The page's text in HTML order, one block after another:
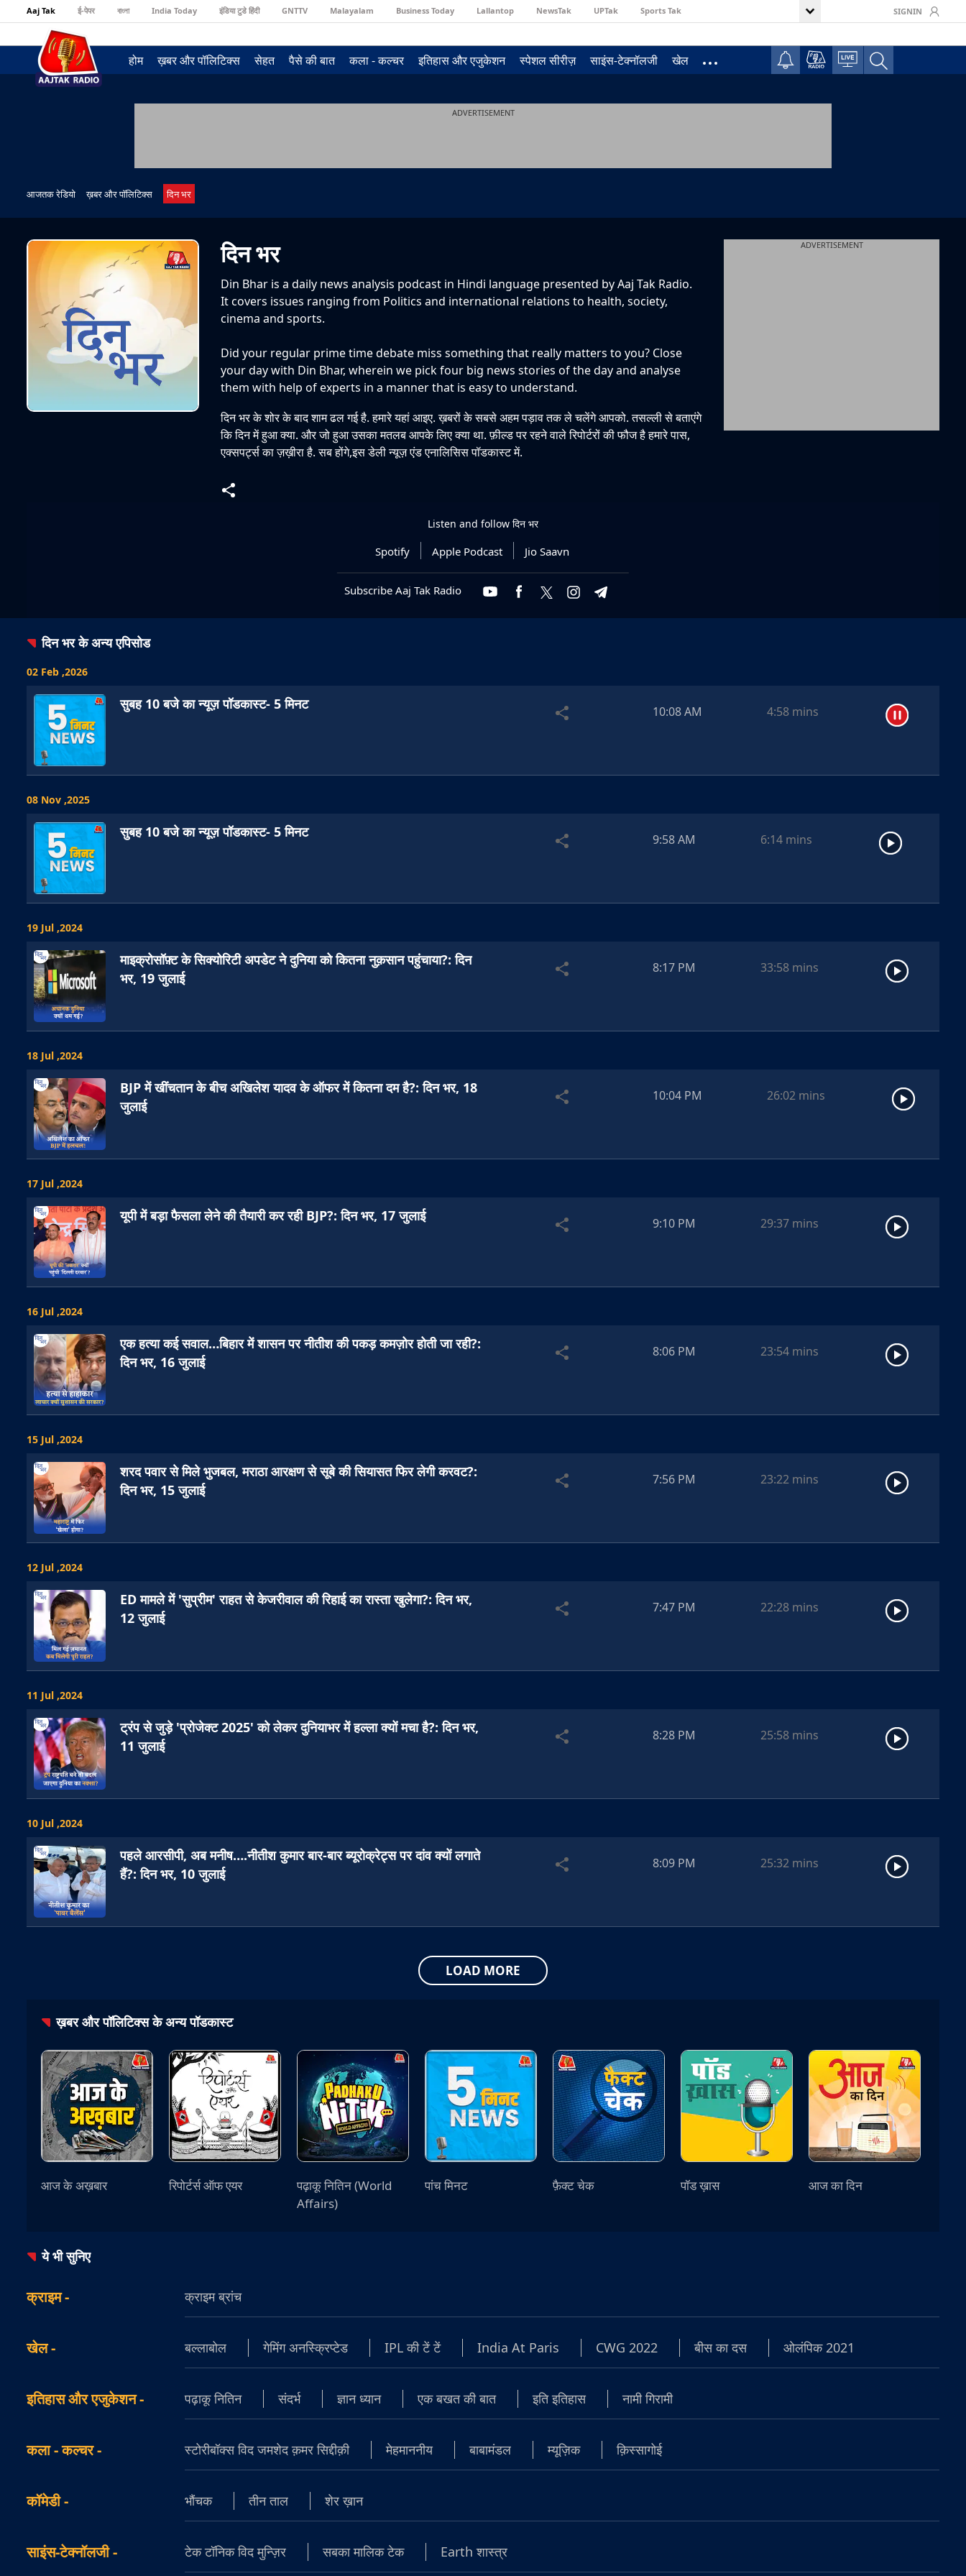
Aaj Tak ई-पेपर বাংলা India Today इंडिया टुडे हिंदी GNTTV Malayalam Business Today Lallantop NewsTak UPTak Sports Tak SIGNIN
होम ख़बर और पॉलिटिक्स सेहत पैसे की बात कला - कल्चर इतिहास और एजुकेशन स्पेशल सीरीज़ साइंस-टेक्नॉलजी खेल
ADVERTISEMENT
आजतक रेडियो ख़बर और पॉलिटिक्स दिन भर
दिन भर
Din Bhar is a daily news analysis podcast in Hindi language presented by Aaj Tak Radio.
It covers issues ranging from Politics and international relations to health, society,
cinema and sports.
Did your regular prime time debate miss something that really matters to you? Close
your day with Din Bhar, wherein we pick four big news stories of the day and analyse
them with help of experts in a manner that is easy to understand.
दिन भर के शोर के बाद शाम ढल गई है. हमारे यहां आइए. ख़बरों के सबसे अहम पड़ाव तक ले चलेंगे आपको. तसल्ली से बताएंगे
कि दिन में हुआ क्या. और जो हुआ उसका मतलब आपके लिए क्या था. फ़ील्ड पर रहने वाले रिपोर्टरों की फौज है हमारे पास,
एक्सपर्ट्स का ज़ख़ीरा है. सब होंगे,इस डेली न्यूज़ एंड एनालिसिस पॉडकास्ट में.
ADVERTISEMENT
Listen and follow दिन भर
Spotify Apple Podcast Jio Saavn
Subscribe Aaj Tak Radio
दिन भरके अन्य एपिसोड
02 Feb ,2026
सुबह 10 बजे का न्यूज़ पॉडकास्ट- 5 मिनट 10:08 AM 4:58mins
08 Nov ,2025
सुबह 10 बजे का न्यूज़ पॉडकास्ट- 5 मिनट 9:58 AM 6:14mins
19 Jul ,2024
माइक्रोसॉफ़्ट के सिक्योरिटी अपडेट ने दुनिया को कितना नुक़सान पहुंचाया?: दिन
भर, 19 जुलाई
8:17 PM 33:58mins
18 Jul ,2024
BJP में खींचतान के बीच अखिलेश यादव के ऑफर में कितना दम है?: दिन भर, 18
जुलाई
10:04 PM 26:02mins
17 Jul ,2024
यूपी में बड़ा फैसला लेने की तैयारी कर रही BJP?: दिन भर, 17 जुलाई 9:10 PM 29:37mins
16 Jul ,2024
एक हत्या कई सवाल…बिहार में शासन पर नीतीश की पकड़ कमज़ोर होती जा रही?:
दिन भर, 16 जुलाई
8:06 PM 23:54mins
15 Jul ,2024
शरद पवार से मिले भुजबल, मराठा आरक्षण से सूबे की सियासत फिर लेगी करवट?:
दिन भर, 15 जुलाई
7:56 PM 23:22mins
12 Jul ,2024
ED मामले में 'सुप्रीम' राहत से केजरीवाल की रिहाई का रास्ता खुलेगा?: दिन भर,
12 जुलाई
7:47 PM 22:28mins
11 Jul ,2024
ट्रंप से जुड़े 'प्रोजेक्ट 2025' को लेकर दुनियाभर में हल्ला क्यों मचा है?: दिन भर,
11 जुलाई
8:28 PM 25:58mins
10 Jul ,2024
पहले आरसीपी, अब मनीष….नीतीश कुमार बार-बार ब्यूरोक्रेट्स पर दांव क्यों लगाते
हैं?: दिन भर, 10 जुलाई
8:09 PM 25:32mins
LOAD MORE
ख़बर और पॉलिटिक्सके अन्य पॉडकास्ट
आज के अख़बार रिपोर्टर्स ऑफ एयर
पढ़ाकू नितिन (World
Affairs)
पांच मिनट फ़ैक्ट चेक पॉड ख़ास आज का दिन
ये भी सुनिए
क्राइम- क्राइम ब्रांच
खेल- बल्लाबोल गेमिंग अनस्क्रिप्टेड IPL की टें टें India At Paris CWG 2022 बीस का दस ओलंपिक 2021
इतिहास और एजुकेशन- पढ़ाकू नितिन संदर्भ ज्ञान ध्यान एक बखत की बात इति इतिहास नामी गिरामी
कला - कल्चर- स्टोरीबॉक्स विद जमशेद क़मर सिद्दीक़ी मेहमाननीय बाबामंडल म्यूज़िक क़िस्सागोई
कॉमेडी- भौंचक तीन ताल शेर ख़ान
साइंस-टेक्नॉलजी- टेक टॉनिक विद मुन्ज़िर सबका मालिक टेक Earth शास्त्र